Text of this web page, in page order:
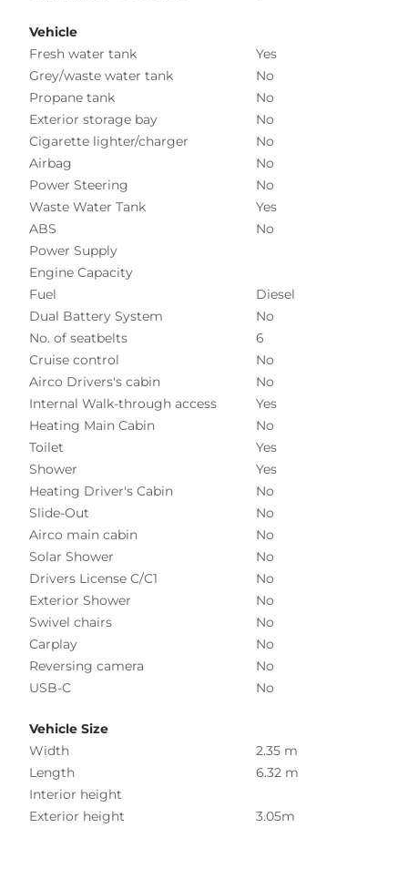
Vehicle
Fresh water tank
Yes
Grey/waste water tank
No
Propane tank
No
Exterior storage bay
No
Cigarette lighter/charger
No
Airbag
No
Power Steering
No
Waste Water Tank
Yes
ABS
No
Power Supply
Engine Capacity
Fuel
Diesel
Dual Battery System
No
No. of seatbelts
6
Cruise control
No
Airco Drivers's cabin
No
Internal Walk-through access
Yes
Heating Main Cabin
No
Toilet
Yes
Shower
Yes
Heating Driver's Cabin
No
Slide-Out
No
Airco main cabin
No
Solar Shower
No
Drivers License C/C1
No
Exterior Shower
No
Swivel chairs
No
Carplay
No
Reversing camera
No
USB-C
No
Vehicle Size
Width
2.35 m
Length
6.32 m
Interior height
Exterior height
3.05m